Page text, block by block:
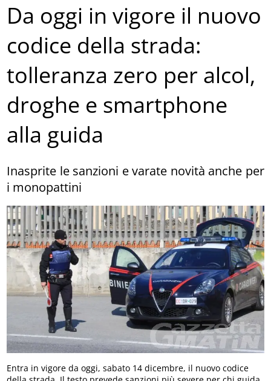
Da oggi in vigore il nuovo
codice della strada:
tolleranza zero per alcol,
droghe e smartphone
alla guida
Inasprite le sanzioni e varate novità anche per
i monopattini
Entra in vigore da oggi, sabato 14 dicembre, il nuovo codice